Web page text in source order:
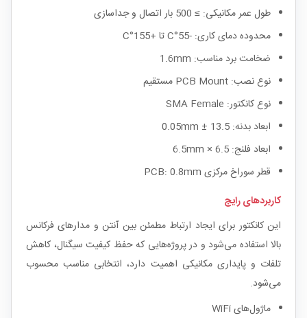
طول عمر مکانیکی: ≥ 500 بار اتصال و جداسازی
محدوده دمای کاری: -55°C تا +155°C
ضخامت برد مناسب: 1.6mm
نوع نصب: PCB Mount مستقیم
نوع کانکتور: SMA Female
ابعاد بدنه: 13.5 ± 0.05mm
ابعاد فلنج: 6.5 × 6.5mm
قطر سوراخ مرکزی PCB: 0.8mm
کاربردهای رایج
این کانکتور برای ایجاد ارتباط مطمئن بین آنتن و مدارهای فرکانس
بالا استفاده می‌شود و در پروژه‌هایی که حفظ کیفیت سیگنال، کاهش
تلفات و پایداری مکانیکی اهمیت دارد، انتخابی مناسب محسوب
می‌شود.
ماژول‌های WiFi